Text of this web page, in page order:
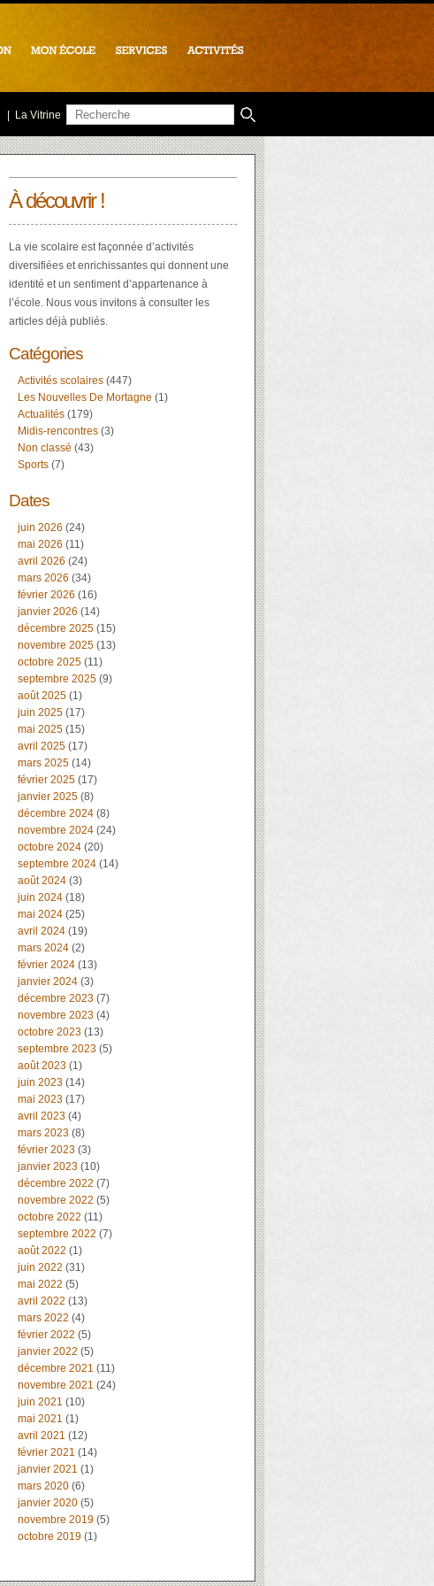
La Vitrine
À découvrir !
La vie scolaire est façonnée d’activités
diversifiées et enrichissantes qui donnent une
identité et un sentiment d’appartenance à
l’école. Nous vous invitons à consulter les
articles déjà publiés.
Catégories
Activités scolaires (447)
Les Nouvelles De Mortagne (1)
Actualités (179)
Midis-rencontres (3)
Non classé (43)
Sports (7)
Dates
juin 2026 (24)
mai 2026 (11)
avril 2026 (24)
mars 2026 (34)
février 2026 (16)
janvier 2026 (14)
décembre 2025 (15)
novembre 2025 (13)
octobre 2025 (11)
septembre 2025 (9)
août 2025 (1)
juin 2025 (17)
mai 2025 (15)
avril 2025 (17)
mars 2025 (14)
février 2025 (17)
janvier 2025 (8)
décembre 2024 (8)
novembre 2024 (24)
octobre 2024 (20)
septembre 2024 (14)
août 2024 (3)
juin 2024 (18)
mai 2024 (25)
avril 2024 (19)
mars 2024 (2)
février 2024 (13)
janvier 2024 (3)
décembre 2023 (7)
novembre 2023 (4)
octobre 2023 (13)
septembre 2023 (5)
août 2023 (1)
juin 2023 (14)
mai 2023 (17)
avril 2023 (4)
mars 2023 (8)
février 2023 (3)
janvier 2023 (10)
décembre 2022 (7)
novembre 2022 (5)
octobre 2022 (11)
septembre 2022 (7)
août 2022 (1)
juin 2022 (31)
mai 2022 (5)
avril 2022 (13)
mars 2022 (4)
février 2022 (5)
janvier 2022 (5)
décembre 2021 (11)
novembre 2021 (24)
juin 2021 (10)
mai 2021 (1)
avril 2021 (12)
février 2021 (14)
janvier 2021 (1)
mars 2020 (6)
janvier 2020 (5)
novembre 2019 (5)
octobre 2019 (1)